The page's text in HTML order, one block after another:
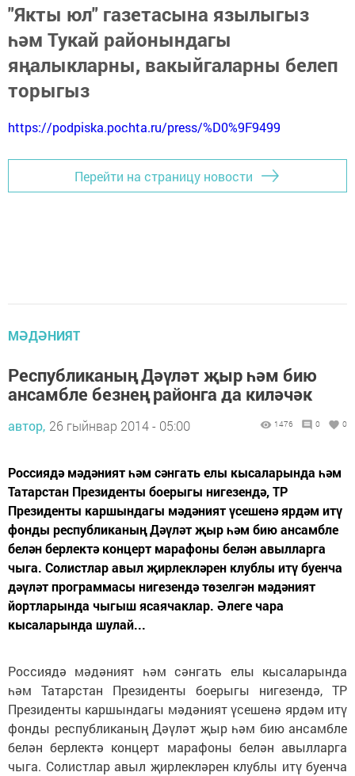
"Якты юл" газетасына язылыгыз
һәм Тукай районындагы
яңалыкларны, вакыйгаларны белеп
торыгыз
https://podpiska.pochta.ru/press/%D0%9F9499
Перейти на страницу новости
МӘДӘНИЯТ
Республиканың Дәүләт җыр һәм бию
ансамбле безнең районга да киләчәк
автор, 26 гыйнвар 2014 - 05:00 1476 0 0
Россиядә мәдәният һәм сәнгать елы кысаларында һәм
Татарстан Президенты боерыгы нигезендә, ТР
Президенты каршындагы мәдәният үсешенә ярдәм итү
фонды республиканың Дәүләт җыр һәм бию ансамбле
белән берлектә концерт марафоны белән авылларга
чыга. Солистлар авыл җирлекләрен клублы итү буенча
дәүләт программасы нигезендә төзелгән мәдәният
йортларында чыгыш ясаячаклар. Әлеге чара
кысаларында шулай...
Россиядә мәдәният һәм сәнгать елы кысаларында
һәм Татарстан Президенты боерыгы нигезендә, ТР
Президенты каршындагы мәдәният үсешенә ярдәм итү
фонды республиканың Дәүләт җыр һәм бию ансамбле
белән берлектә концерт марафоны белән авылларга
чыга. Солистлар авыл җирлекләрен клублы итү буенча